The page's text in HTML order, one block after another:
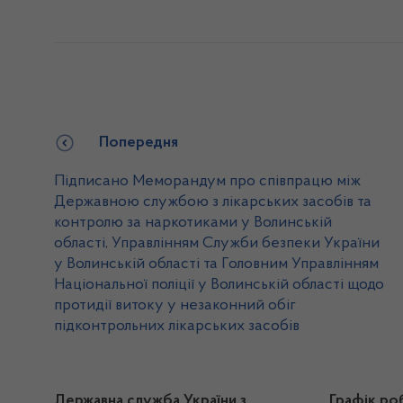
Попередня
Підписано Меморандум про співпрацю між
Державною службою з лікарських засобів та
контролю за наркотиками у Волинській
області, Управлінням Служби безпеки України
у Волинській області та Головним Управлінням
Національної поліції у Волинській області щодо
протидії витоку у незаконний обіг
підконтрольних лікарських засобів